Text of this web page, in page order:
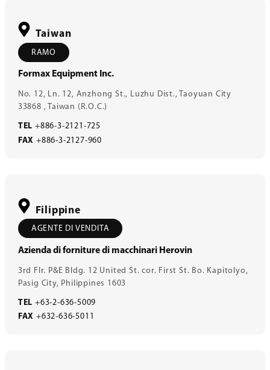
Taiwan
RAMO
Formax Equipment Inc.
No. 12, Ln. 12, Anzhong St., Luzhu Dist., Taoyuan City
33868 , Taiwan (R.O.C.)
TEL+886-3-2121-725
FAX+886-3-2127-960
Filippine
AGENTE DI VENDITA
Azienda di forniture di macchinari Herovin
3rd Flr. P&E Bldg. 12 United St. cor. First St. Bo. Kapitolyo,
Pasig City, Philippines 1603
TEL+63-2-636-5009
FAX+632-636-5011